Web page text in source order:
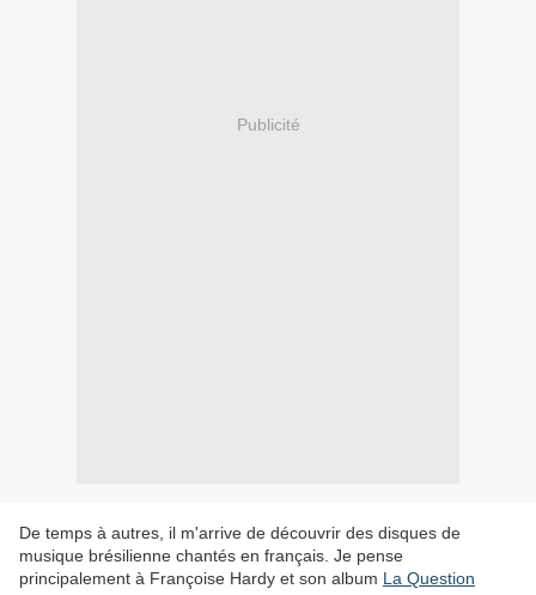
Publicité
De temps à autres, il m'arrive de découvrir des disques de
musique brésilienne chantés en français. Je pense
principalement à Françoise Hardy et son album La Question